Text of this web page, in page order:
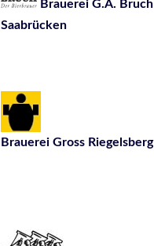
Brauerei G.A. Bruch
Saabrücken
Brauerei Gross Riegelsberg